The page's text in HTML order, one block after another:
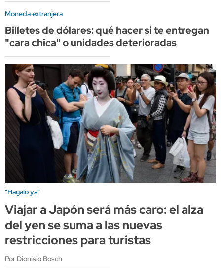
Moneda extranjera
Billetes de dólares: qué hacer si te entregan
"cara chica" o unidades deterioradas
"Hagalo ya"
Viajar a Japón será más caro: el alza
del yen se suma a las nuevas
restricciones para turistas
Por Dionisio Bosch